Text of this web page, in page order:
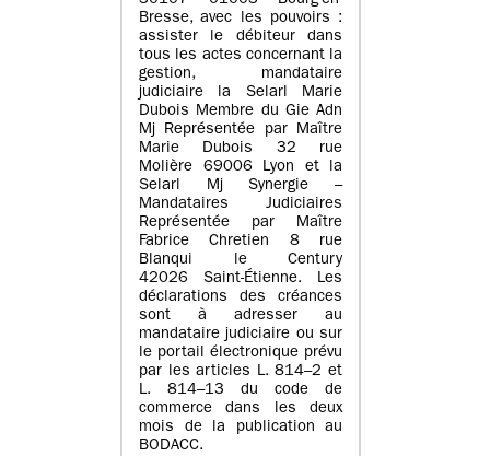
Bresse, avec les pouvoirs :
assister le débiteur dans
tous les actes concernant la
gestion, mandataire
judiciaire la Selarl Marie
Dubois Membre du Gie Adn
Mj Représentée par Maître
Marie Dubois 32 rue
Molière 69006 Lyon et la
Selarl Mj Synergie –
Mandataires Judiciaires
Représentée par Maître
Fabrice Chretien 8 rue
Blanqui le Century
42026 Saint-Étienne. Les
déclarations des créances
sont à adresser au
mandataire judiciaire ou sur
le portail électronique prévu
par les articles L. 814–2 et
L. 814–13 du code de
commerce dans les deux
mois de la publication au
BODACC.